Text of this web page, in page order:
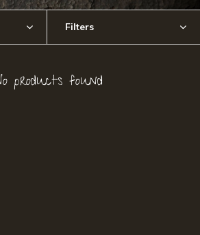
Filters
products found